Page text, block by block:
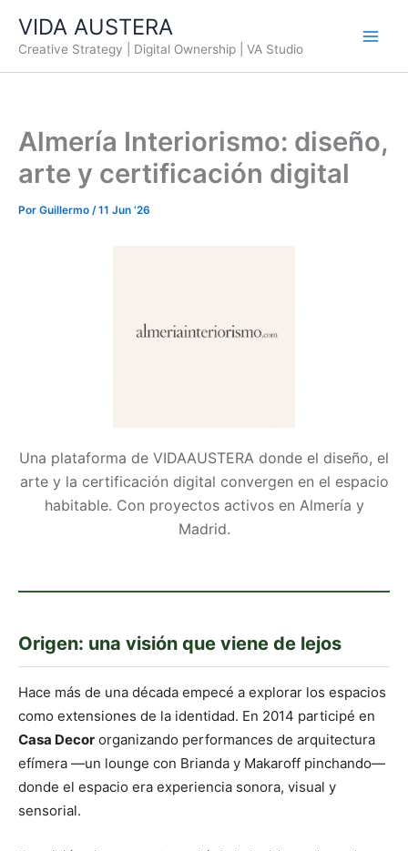
contenido
VIDA AUSTERA
Creative Strategy | Digital Ownership | VA Studio
Almería Interiorismo: diseño,
arte y certificación digital
Por Guillermo /11 Jun ’26
Una plataforma de VIDAAUSTERA donde el diseño, el
arte y la certificación digital convergen en el espacio
habitable. Con proyectos activos en Almería y
Madrid.
Origen: una visión que viene de lejos
Hace más de una década empecé a explorar los espacios
como extensiones de la identidad. En 2014 participé en
Casa Decor organizando performances de arquitectura
efímera —un lounge con Brianda y Makaroff pinchando—
donde el espacio era experiencia sonora, visual y
sensorial.